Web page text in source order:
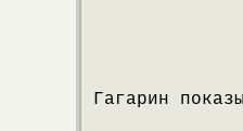
Гагарин